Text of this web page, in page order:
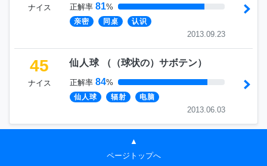
ナイス 正解率 81%
亲密 同桌 认识
2013.09.23
45
ナイス
仙人球 （ （球状の）サボテン）
正解率 84%
仙人球 辐射 电脑
2013.06.03
▲
ページトップへ